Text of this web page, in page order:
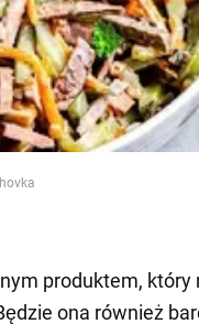
produktem, który
ona również